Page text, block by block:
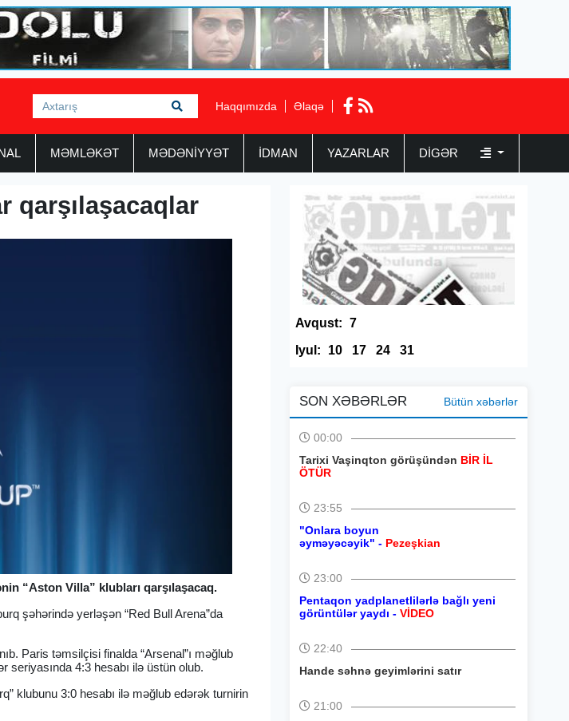
Haqqımızda Əlaqə
MƏMLƏKƏT MƏDƏNİYYƏT İDMAN YAZARLAR DIGƏR
qarşılaşacaqlar
“Aston Villa” klubları qarşılaşacaq.
şəhərində yerləşən “Red Bull Arena”da
Paris təmsilçisi finalda “Arsenal”ı məğlub
seriyasında 4:3 hesabı ilə üstün olub.
klubunu 3:0 hesabı ilə məğlub edərək turnirin
Avqust: 7
Iyul:
10 17 24 31
SON XƏBƏRLƏR Bütün xəbərlər
00:00
Tarixi Vaşinqton görüşündən BİR İL
ÖTÜR
23:55
"Onlara boyun
əyməyəcəyik" - Pezeşkian
23:00
Pentaqon yadplanetlilərlə bağlı yeni
görüntülər yaydı - VİDEO
22:40
Hande səhnə geyimlərini satır
21:00